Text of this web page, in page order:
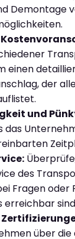
Demontage
einen
der
und
das
des
Fragen
erreichbar
über